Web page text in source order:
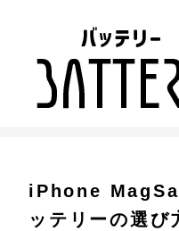
iPhone
ッテリーの選び